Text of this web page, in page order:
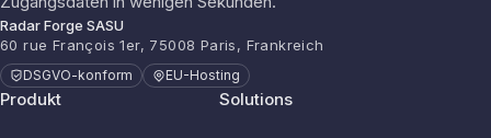
Radar Forge SASU
60 rue François 1er, 75008 Paris, Frankreich
DSGVO-konform EU-Hosting
Produkt Solutions